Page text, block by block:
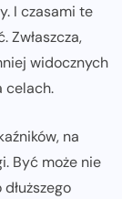
I czasami te
Zwłaszcza,
widocznych
celach.
na
Być może nie